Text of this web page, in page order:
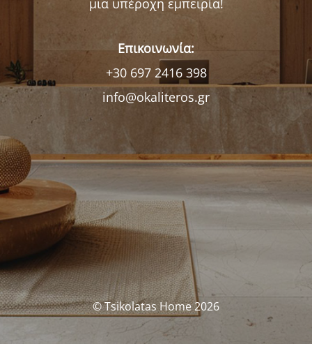
μια υπέροχη εμπειρία!
Επικοινωνία:
+30 697 2416 398
info@okaliteros.gr
© Tsikolatas Home 2026